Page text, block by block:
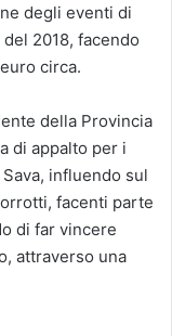
degli eventi di
2018, facendo
circa.
della Provincia
di appalto per i
influendo sul
facenti parte
di far vincere
attraverso una